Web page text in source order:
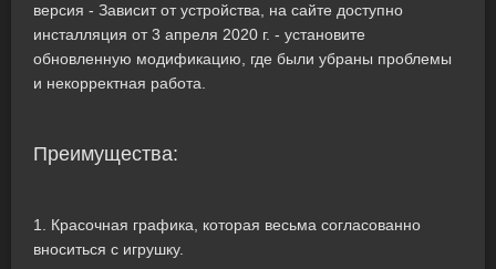
версия - Зависит от устройства, на сайте доступно
инсталляция от 3 апреля 2020 г. - установите
обновленную модификацию, где были убраны проблемы
и некорректная работа.
Преимущества:
1. Красочная графика, которая весьма согласованно
вноситься с игрушку.